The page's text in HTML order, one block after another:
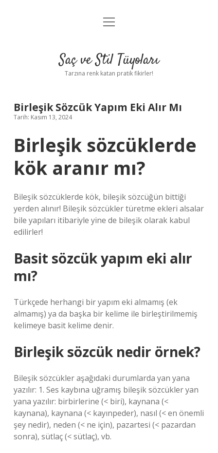
Anasayfa
Yasal Uyarı
menüyü
Saç ve Stil Tüyoları
Tarzına renk katan pratik fikirler!
Birleşik Sözcük Yapım Eki Alır Mı
Tarih: Kasım 13, 2024
Birleşik sözcüklerde
kök aranır mı?
Bileşik sözcüklerde kök, bileşik sözcüğün bittiği
yerden alınır! Bileşik sözcükler türetme ekleri alsalar
bile yapıları itibariyle yine de bileşik olarak kabul
edilirler!
Basit sözcük yapım eki alır
mı?
Türkçede herhangi bir yapım eki almamış (ek
almamış) ya da başka bir kelime ile birleştirilmemiş
kelimeye basit kelime denir.
Birleşik sözcük nedir örnek?
Bileşik sözcükler aşağıdaki durumlarda yan yana
yazılır: 1. Ses kaybına uğramış bileşik sözcükler yan
yana yazılır: birbirlerine (< biri), kaynana (<
kaynana), kaynana (< kayınpeder), nasıl (< en önemli
şey nedir), neden (< ne için), pazartesi (< pazardan
sonra), sütlaç (< sütlaç), vb.